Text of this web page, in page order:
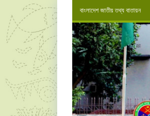
বাংলাদেশ জাতীয় তথ্য বাতায়ন